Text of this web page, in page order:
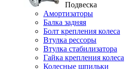
Подвеска
Амортизаторы
Балка задняя
Болт крепления колеса
Втулка рессоры
Втулка стабилизатора
Гайка крепления колеса
Колесные шпильки